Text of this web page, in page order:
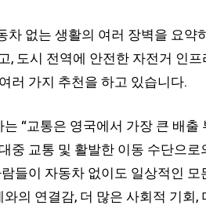
없는 생활의 여러 장벽을 요약
, 도시 전역에 안전한 자전거 인
러 가지 추천을 하고 있습니다.
“교통은 영국에서 가장 큰 배출
중 교통 및 활발한 이동 수단으
들이 자동차 없이도 일상적인
의 연결감, 더 많은 사회적 기회